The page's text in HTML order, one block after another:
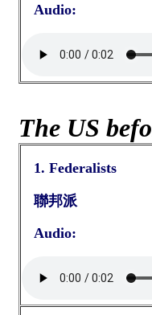
Audio:
The US
1. Federalists
聯邦派
Audio: